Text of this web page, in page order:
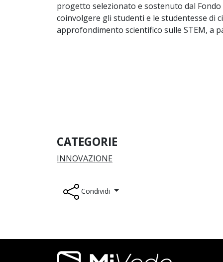
progetto selezionato e sostenuto dal
coinvolgere gli studenti e le studentesse di
approfondimento scientifico sulle STEM, a
CATEGORIE
INNOVAZIONE
Condividi